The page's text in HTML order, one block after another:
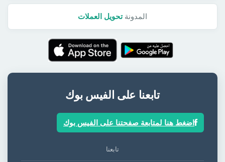
المدونةتحويل العملات
تابعنا على الفيس بوك
اضغط هنا لمتابعة صفحتنا على الفيس بوك
تابعنا